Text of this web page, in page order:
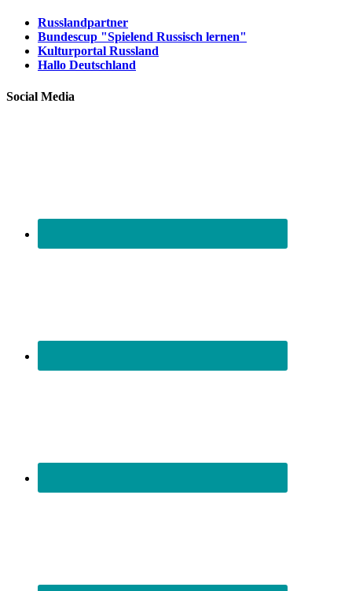
Russlandpartner
Bundescup "Spielend Russisch lernen"
Kulturportal Russland
Hallo Deutschland
Social Media